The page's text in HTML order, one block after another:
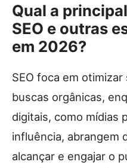
Qual a
SEO e outras
em 2026?
SEO foca em
buscas orgânicas,
digitais, como mídias
influência, abrangem
alcançar e engajar o